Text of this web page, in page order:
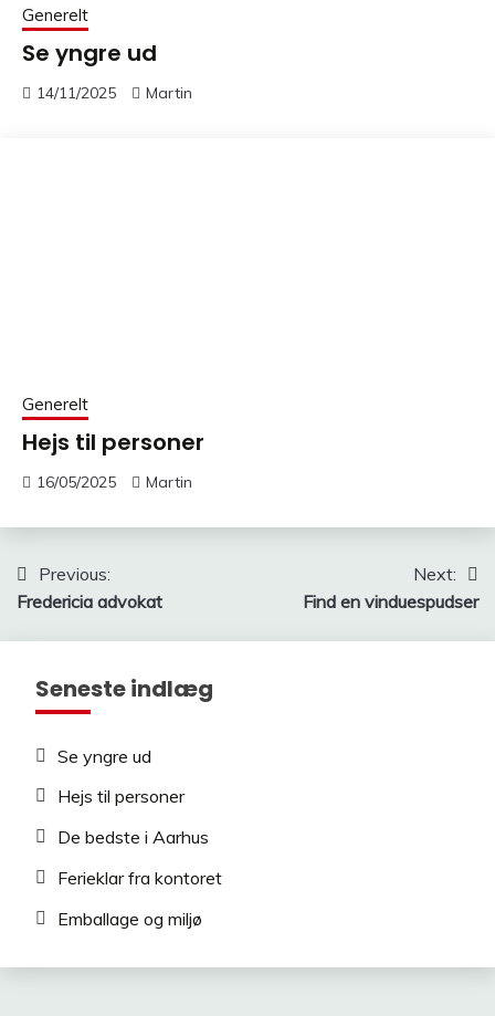
Generelt
Se yngre ud
14/11/2025 Martin
Generelt
Hejs til personer
16/05/2025 Martin
Indlægsnavigation
Previous:
Fredericia advokat
Next:
Find en vinduespudser
Seneste indlæg
Se yngre ud
Hejs til personer
De bedste i Aarhus
Ferieklar fra kontoret
Emballage og miljø